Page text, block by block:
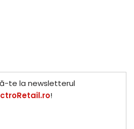
te la newsletterul
!